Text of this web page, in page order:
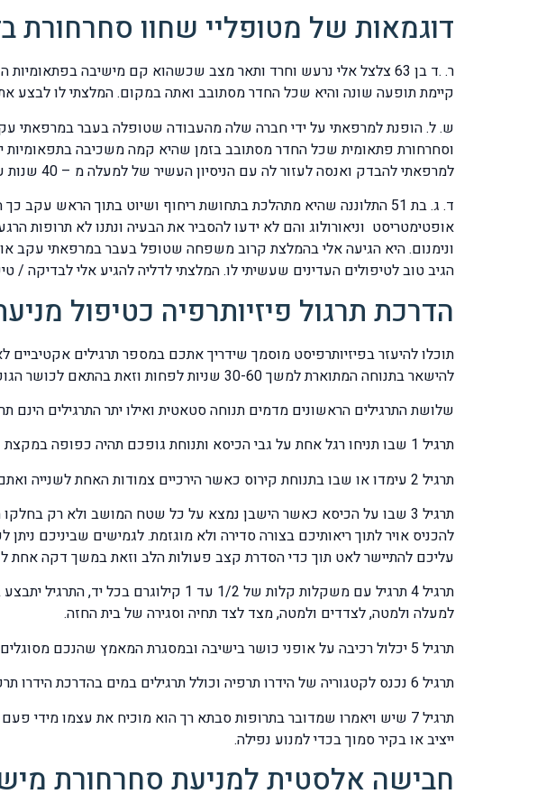
דוגמאות של מטופליי שחוו סחרחורת
ר. .ד בן 63 צלצל אלי נרעש וחרד ותאר מצב שכשהוא קם מישיבה
קיימת תופעה שונה והיא שכל החדר מסתובב ואתה במקום. המלצתי לו לבצע
ש. ל. הופנת למרפאתי על ידי חברה שלה מהעבודה שטופלה בעבר במרפאתי
למרפאתי להבדק ואנסה לעזור לה עם הניסיון העשיר של למעלה מ – 40 שנות עיסוקי בפיזיותרפיה לסחרחורות.
ד. ג. בת 51 התלוננה שהיא מתהלכת בתחושת ריחוף ושיוט בתוך הראש
אופטימטריסט וניאורולוג והם לא ידעו להסביר את הבעיה ונתנו לא
הגיב טוב לטיפולים העדינים שעשיתי לו. המלצתי לדליה להגיע אלי לבדיקה /
הדרכת תרגול פיזיותרפיה כטיפול
תוכלו להיעזר בפיזיותרפיסט מוסמך שידריך אתכם במספר תרגילים
להישאר בתנוחה המתוארת למשך 30-60 שניות לפחות וזאת בהתאם לכושר הגופני ולסיבולת הלב שלכם באופן אישי:
שלושת התרגילים הראשונים מדמים תנוחה סטאטית ואילו יתר התרגילים הינם
תרגיל 1 שבו תניחו רגל אחת על גבי הכיסא ותנוחת גופכם תהיה כפופה במקצת קדימה.
תרגיל 2 עימדו או שבו בתנוחת קירוס כאשר הירכיים צמודות האחת לשנייה ואתם מקפידים להדק אותן זו לזו ללא הרפיה.
תרגיל 3 שבו על הכיסא כאשר הישבן נמצא על כל שטח המושב ולא רק
להכניס אויר לתוך ריאותיכם בצורה סדירה ולא מוגזמת. לגמישים שביניכם
עליכם להתיישר לאט תוך כדי הסדרת קצב פעולות הלב וזאת במשך דקה אחת
תרגיל 4 תרגיל עם משקלות קלות של 1/2
למעלה ולמטה, לצדדים ולמטה, מצד לצד תחיה וסגירה של בית החזה.
תרגיל 5 יכלול רכיבה על אופני כושר בישיבה ובמסגרת המאמץ שהנכם מסוגלים לעמוד בו בהתאם לגילכם ולמגבלות הרפואיות שלכם.
תרגיל 6 נכנס לקטגוריה של הידרו תרפיה וכולל תרגילים במים בהדרכת הידרו תרפיסט.
תרגיל 7 שיש ויאמרו שמדובר בתרופות סבתא רך הוא מוכיח את עצמו
ייציב או בקיר סמוך בכדי למנוע נפילה.
חבישה אלסטית למניעת סחרחורת